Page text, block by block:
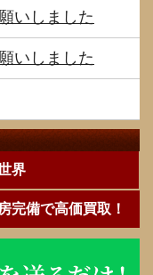
いしました
いしました
界
完備で高価買取！